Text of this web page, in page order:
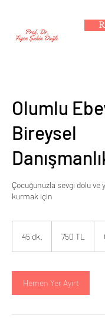
Olumlu
Bireysel
Çocuğunuzla sevgi dolu ve
kurmak için
45 dk.
k
.
750 TL
Hemen Yer Ayırt